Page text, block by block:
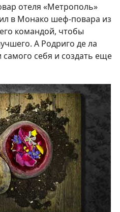
отеля «Метрополь»
в Монако шеф-повара из
командой, чтобы
А Родриго де ла
себя и создать еще